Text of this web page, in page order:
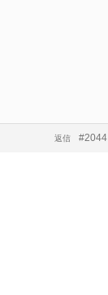
#2044
返信